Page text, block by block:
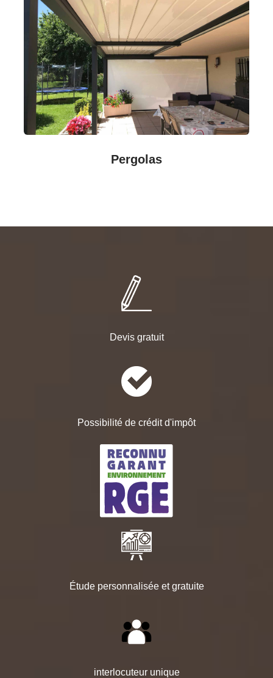
Pergolas
Devis gratuit
Possibilité de crédit d'impôt
Étude personnalisée et gratuite
interlocuteur unique